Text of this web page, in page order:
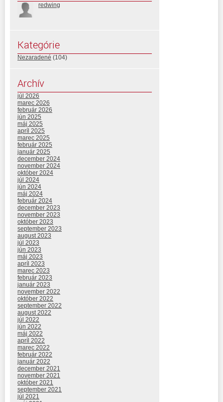
redwing
Kategórie
Nezaradené (104)
Archív
júl 2026
marec 2026
február 2026
jún 2025
máj 2025
apríl 2025
marec 2025
február 2025
január 2025
december 2024
november 2024
október 2024
júl 2024
jún 2024
máj 2024
február 2024
december 2023
november 2023
október 2023
september 2023
august 2023
júl 2023
jún 2023
máj 2023
apríl 2023
marec 2023
február 2023
január 2023
november 2022
október 2022
september 2022
august 2022
júl 2022
jún 2022
máj 2022
apríl 2022
marec 2022
február 2022
január 2022
december 2021
november 2021
október 2021
september 2021
júl 2021